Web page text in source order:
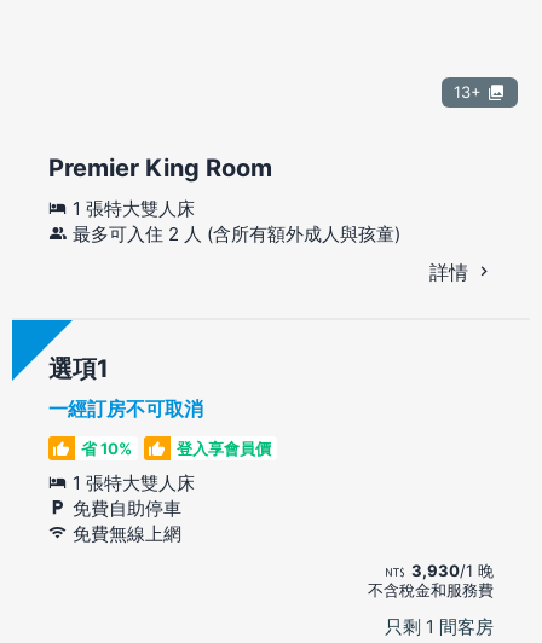
13+
Premier King Room
1 張特大雙人床
最多可入住 2 人 (含所有額外成人與孩童)
詳情
選項
一經訂房不可取消
省 10% 登入享會員價
1 張特大雙人床
免費自助停車
免費無線上網
3,930/1 晚
不含稅金和服務費
只剩 1 間客房